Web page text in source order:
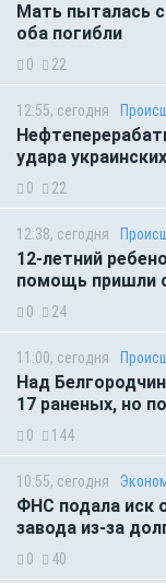
Мать пыталась
оба погибли
0 22
12:55, сегодня
удара
0 22
12:38, сегодня
12-летний
помощь пришли
0 24
11:00, сегодня
Над
17 раненых, но
0 144
10:55, сегодня
ФНС подала иск
завода из-за
0 40